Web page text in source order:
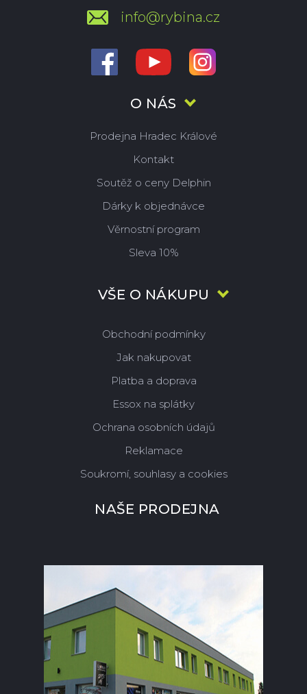
O NÁS
Prodejna Hradec Králové
Kontakt
Soutěž o ceny Delphin
Dárky k objednávce
Věrnostní program
Sleva 10%
VŠE O NÁKUPU
Obchodní podmínky
Jak nakupovat
Platba a doprava
Essox na splátky
Ochrana osobních údajů
Reklamace
Soukromí, souhlasy a cookies
info@rybina.cz
NAŠE PRODEJNA